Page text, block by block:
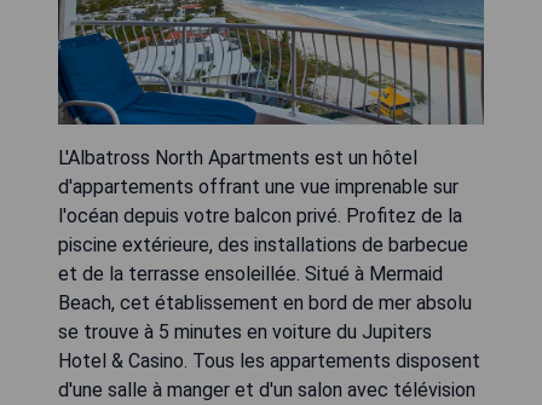
L'Albatross North Apartments est un hôtel
d'appartements offrant une vue imprenable sur
l'océan depuis votre balcon privé. Profitez de la
piscine extérieure, des installations de barbecue
et de la terrasse ensoleillée. Situé à Mermaid
Beach, cet établissement en bord de mer absolu
se trouve à 5 minutes en voiture du Jupiters
Hotel & Casino. Tous les appartements disposent
d'une salle à manger et d'un salon avec télévision